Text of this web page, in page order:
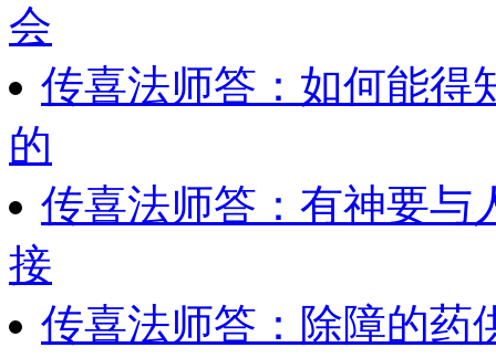
会
传喜法师答：如何能得
的
传喜法师答：有神要与
接
传喜法师答：除障的药